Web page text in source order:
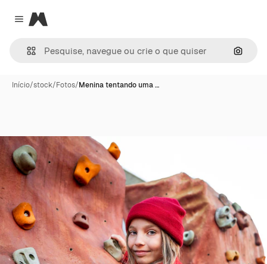
Close menu
Magnific
Início/stock/Fotos/Menina tentando uma …